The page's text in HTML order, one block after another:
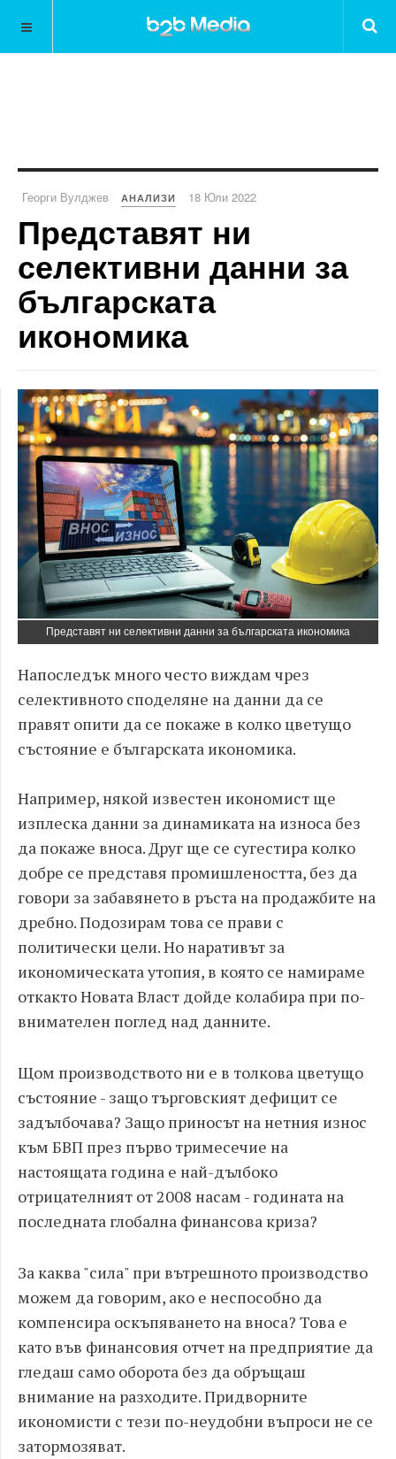
Георги Вулджев АНАЛИЗИ 18 Юли 2022
Представят ни
селективни данни за
българската
икономика
Представят ни селективни данни за българската икономика
Напоследък много често виждам чрез
селективното споделяне на данни да се
правят опити да се покаже в колко цветущо
състояние е българската икономика.
Например, някой известен икономист ще
изплеска данни за динамиката на износа без
да покаже вноса. Друг ще се сугестира колко
добре се представя промишлеността, без да
говори за забавянето в ръста на продажбите на
дребно. Подозирам това се прави с
политически цели. Но наративът за
икономическата утопия, в която се намираме
откакто Новата Власт дойде колабира при по-
внимателен поглед над данните.
Щом производството ни е в толкова цветущо
състояние - защо търговският дефицит се
задълбочава? Защо приносът на нетния износ
към БВП през първо тримесечие на
настоящата година е най-дълбоко
отрицателният от 2008 насам - годината на
последната глобална финансова криза?
За каква "сила" при вътрешното производство
можем да говорим, ако е неспособно да
компенсира оскъпяването на вноса? Това е
като във финансовия отчет на предприятие да
гледаш само оборота без да обръщаш
внимание на разходите. Придворните
икономисти с тези по-неудобни въпроси не се
затормозяват.